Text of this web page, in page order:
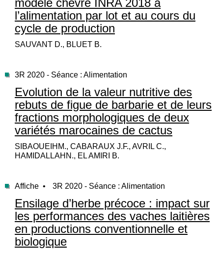
modèle chèvre INRA 2018 à
l’alimentation par lot et au cours du
cycle de production
SAUVANT D., BLUET B.
3R 2020 - Séance : Alimentation
Evolution de la valeur nutritive des
rebuts de figue de barbarie et de leurs
fractions morphologiques de deux
variétés marocaines de cactus
SIBAOUEIHM., CABARAUX J.F., AVRIL C.,
HAMIDALLAHN., EL AMIRI B.
Affiche • 3R 2020 - Séance : Alimentation
Ensilage d’herbe précoce : impact sur
les performances des vaches laitières
en productions conventionnelle et
biologique